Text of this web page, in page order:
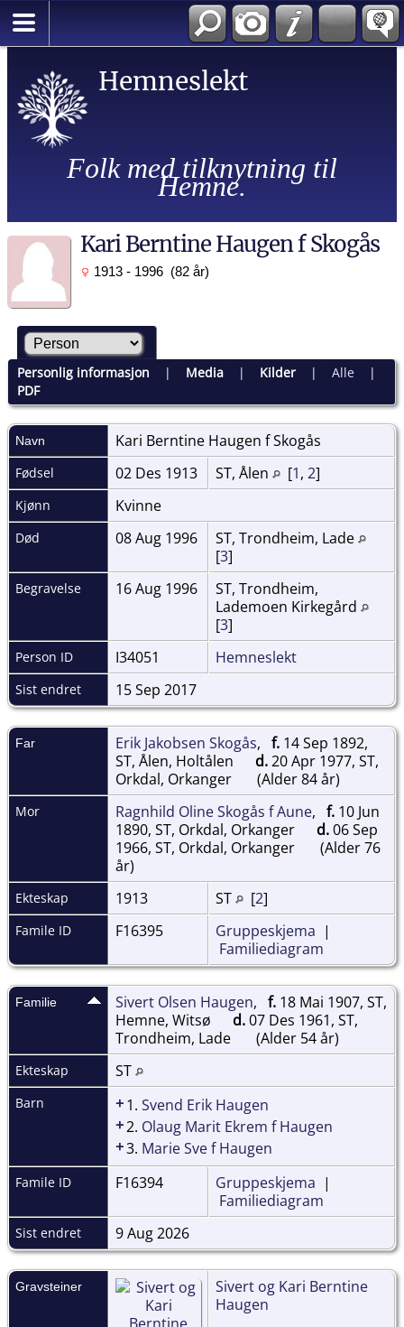
Hemneslekt
Folk med tilknytning til
Hemne.
Kari Berntine Haugen f Skogås
1913 - 1996 (82 år)
Personlig informasjon | Media| Kilder| Alle|
PDF
Navn Kari Berntine Haugen fSkogås
Fødsel 02 Des 1913 ST, Ålen [1, 2]
Kjønn Kvinne
Død 08 Aug 1996
ST, Trondheim, Lade
[3]
Begravelse 16 Aug 1996
ST, Trondheim,
Lademoen Kirkegård
[3]
Person ID I34051 Hemneslekt
Sist endret 15 Sep 2017
Far Erik Jakobsen Skogås, f. 14 Sep 1892,
ST, Ålen, Holtålen
d.20 Apr 1977, ST,
Orkdal, Orkanger
(Alder 84 år)
Mor Ragnhild Oline Skogås f Aune, f. 10 Jun
1890, ST, Orkdal, Orkanger
d.06 Sep
1966, ST, Orkdal, Orkanger
(Alder 76
år)
Ekteskap 1913 ST [2]
Famile ID F16395 Gruppeskjema |
Familiediagram
Familie Sivert Olsen Haugen, f. 18 Mai 1907, ST,
Hemne, Witsø
d.07 Des 1961, ST,
Trondheim, Lade
(Alder 54 år)
Ekteskap ST
Barn +1. Svend Erik Haugen
+2. Olaug Marit Ekrem f Haugen
+3. Marie Sve f Haugen
Famile ID F16394 Gruppeskjema |
Familiediagram
Sist endret 9 Aug 2026
Gravsteiner
Sivert og Kari Berntine
Haugen